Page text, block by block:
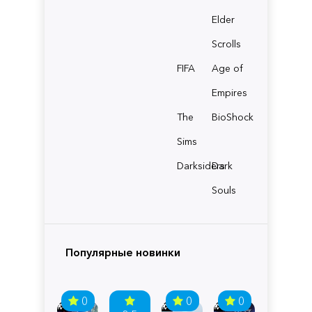
Elder
Scrolls
FIFA
Age of
Empires
The
Sims
BioShock
Darksiders
Dark
Souls
Популярные новинки
0 0 0